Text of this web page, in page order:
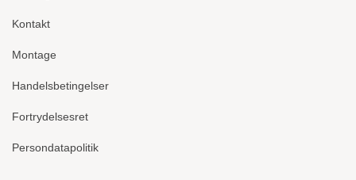
Kontakt
Montage
Handelsbetingelser
Fortrydelsesret
Persondatapolitik